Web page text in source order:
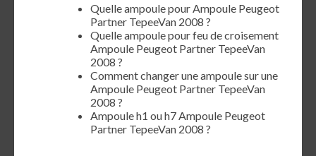
Quelle ampoule pour Ampoule Peugeot
Partner TepeeVan 2008 ?
Quelle ampoule pour feu de croisement
Ampoule Peugeot Partner TepeeVan
2008 ?
Comment changer une ampoule sur une
Ampoule Peugeot Partner TepeeVan
2008 ?
Ampoule h1 ou h7 Ampoule Peugeot
Partner TepeeVan 2008 ?